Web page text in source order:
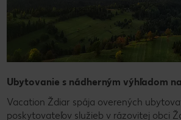
Ubytovanie s nádherným výhľadom
Vacation Ždiar spája overených
poskytovateľov služieb v rázovitej obci